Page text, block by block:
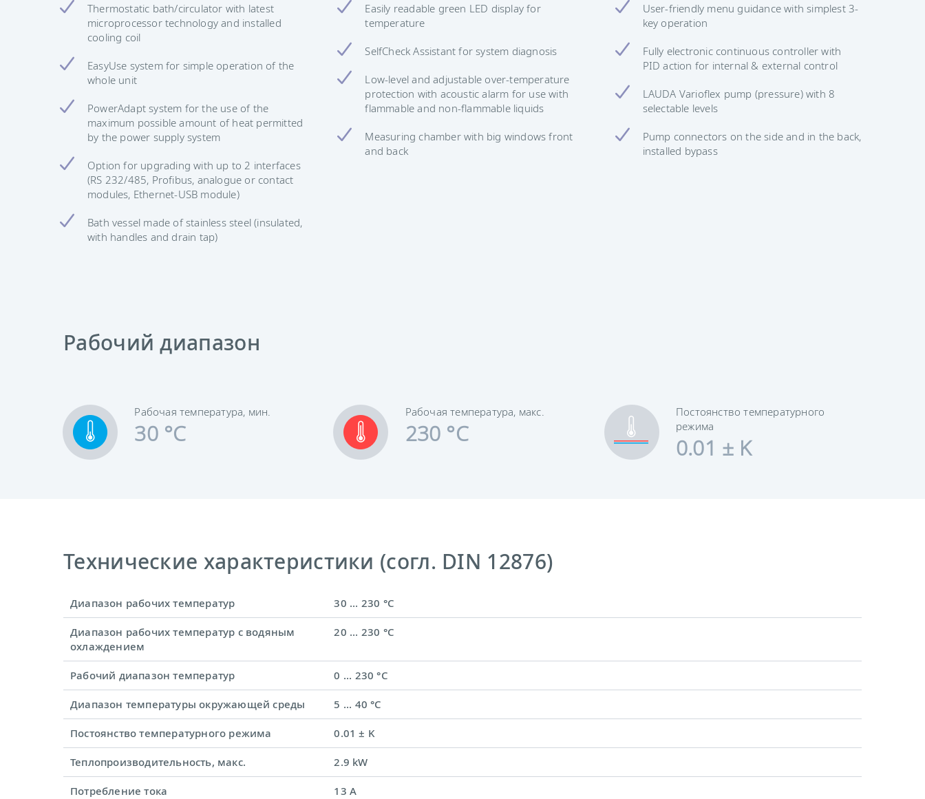
Thermostatic bath/circulator with latest
microprocessor technology and installed
cooling coil
EasyUse system for simple operation of the
whole unit
PowerAdapt system for the use of the
maximum possible amount of heat permitted
by the power supply system
Option for upgrading with up to 2 interfaces
(RS 232/485, Profibus, analogue or contact
modules, Ethernet-USB module)
Bath vessel made of stainless steel (insulated,
with handles and drain tap)
Easily readable green LED display for
temperature
SelfCheck Assistant for system diagnosis
Low-level and adjustable over-temperature
protection with acoustic alarm for use with
flammable and non-flammable liquids
Measuring chamber with big windows front
and back
User-friendly menu guidance with simplest 3-
key operation
Fully electronic continuous controller with
PID action for internal & external control
LAUDA Varioflex pump (pressure) with 8
selectable levels
Pump connectors on the side and in the back,
installed bypass
Рабочий диапазон
Рабочая температура, мин.
30 °C
Рабочая температура, макс.
230 °C
Постоянство температурного
режима
0.01 ± K
Технические характеристики (согл. DIN 12876)
Диапазон рабочих температур 30 ... 230 °C
Диапазон рабочих температур с водяным
охлаждением
20 ... 230 °C
Рабочий диапазон температур 0 ... 230 °C
Диапазон температуры окружающей среды 5 ... 40 °C
Постоянство температурного режима 0.01 ± K
Теплопроизводительность, макс. 2.9 kW
Потребление тока 13 A